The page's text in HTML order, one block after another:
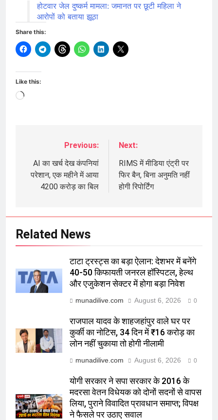
होटवार जेल दुष्कर्म मामला: जमानत पर छूटी महिला ने
आरोपों को बताया झूठा
Share this:
Like this:
Loading…
navigation
Previous:
AI का खर्च देख कंपनियां
परेशान, एक महीने में आया
4200 करोड़ का बिल
Next:
RIMS में मीडिया एंट्री पर
फिर बैन, बिना अनुमति नहीं
होगी रिपोर्टिंग
Related News
टाटा ट्रस्ट्स का बड़ा ऐलान: देशभर में बनेंगे
40-50 किफायती जनरल हॉस्पिटल, हेल्थ
और एजुकेशन सेक्टर में होगा बड़ा निवेश
munadilive.com August 6, 2026 0
राजपाल यादव के शाहजहांपुर वाले घर पर
कुर्की का नोटिस, 34 दिन में ₹16 करोड़ का
लोन नहीं चुकाया तो होगी नीलामी
munadilive.com August 6, 2026 0
योगी सरकार ने सपा सरकार के 2016 के
मदरसा वेतन विधेयक को दोनों सदनों से वापस
लिया, पुराने विवादित प्रावधान समाप्त; विपक्ष
ने फैसले पर उठाए सवाल